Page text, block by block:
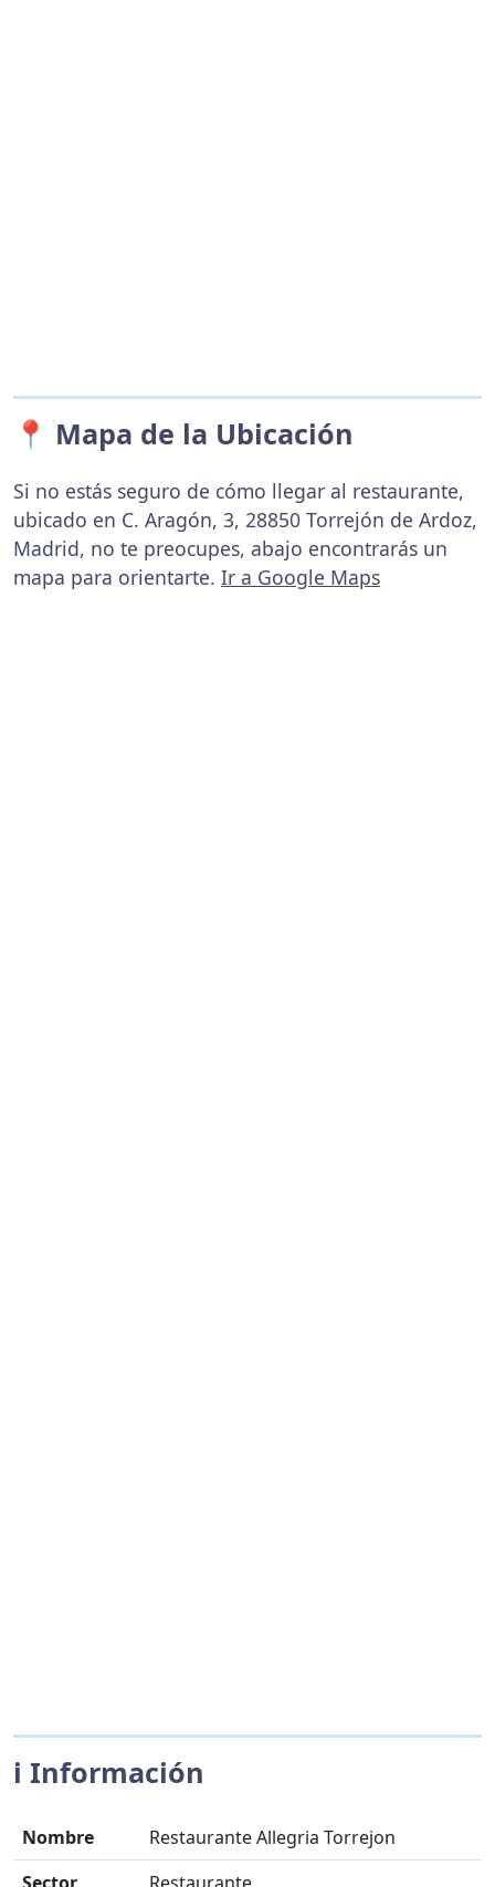
📍 Mapa de la Ubicación
Si no estás seguro de cómo llegar al restaurante,
ubicado en C. Aragón, 3, 28850 Torrejón de Ardoz,
Madrid, no te preocupes, abajo encontrarás un
mapa para orientarte. Ir a Google Maps
ℹ️ Información
Nombre
Restaurante Allegria Torrejon